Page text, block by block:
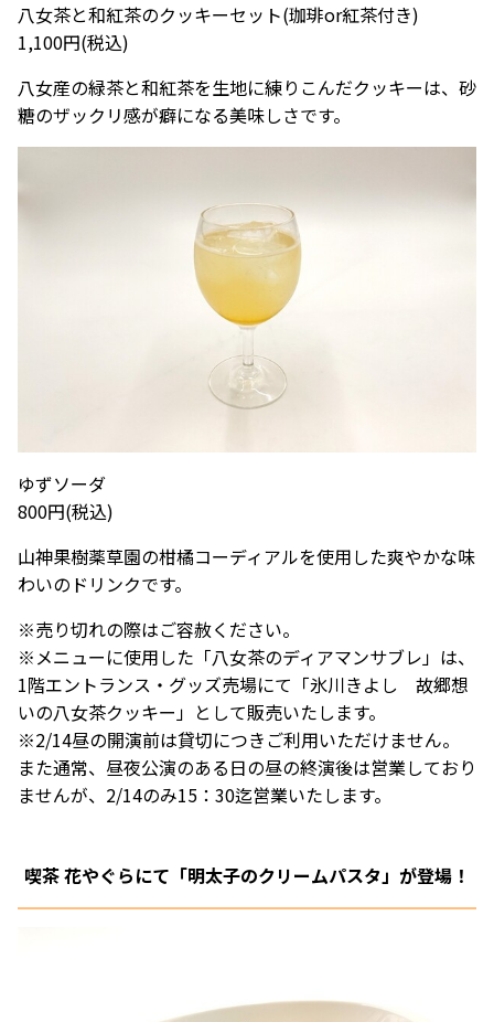
八女茶と和紅茶のクッキーセット(珈琲or紅茶付き)
1,100円(税込)
八女産の緑茶と和紅茶を生地に練りこんだクッキーは、砂
糖のザックリ感が癖になる美味しさです。
ゆずソーダ
800円(税込)
山神果樹薬草園の柑橘コーディアルを使用した爽やかな味
わいのドリンクです。
※売り切れの際はご容赦ください。
※メニューに使用した「八女茶のディアマンサブレ」は、
1階エントランス・グッズ売場にて「氷川きよし 故郷想
いの八女茶クッキー」として販売いたします。
※2/14昼の開演前は貸切につきご利用いただけません。
また通常、昼夜公演のある日の昼の終演後は営業しており
ませんが、2/14のみ15：30迄営業いたします。
喫茶 花やぐらにて「明太子のクリームパスタ」が登場！